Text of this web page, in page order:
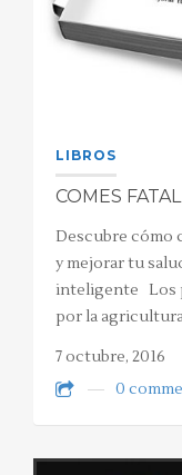
LIBROS
COMES
Descubre cómo
y mejorar tu
inteligente Los
por la
7 octubre, 2016
0